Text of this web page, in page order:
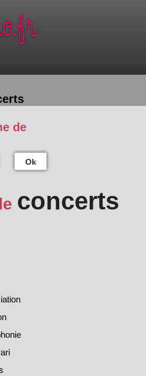
de
Ok
concerts